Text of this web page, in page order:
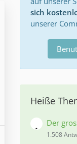
sich
unserer
Heiße
Der
1.508